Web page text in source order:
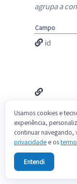
agrupa a
Campo
id
is_private
Usamos cookies e
experiência,
continuar navegando,
privacidade e os
Entendi